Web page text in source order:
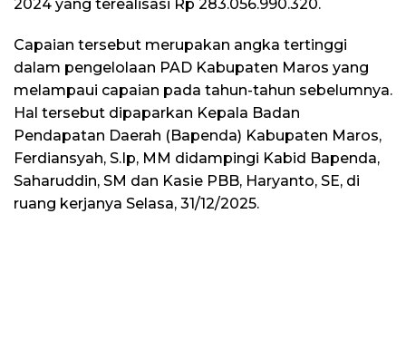
2024 yang terealisasi Rp 283.056.990.320.
Capaian tersebut merupakan angka tertinggi
dalam pengelolaan PAD Kabupaten Maros yang
melampaui capaian pada tahun-tahun sebelumnya.
Hal tersebut dipaparkan Kepala Badan
Pendapatan Daerah (Bapenda) Kabupaten Maros,
Ferdiansyah, S.Ip, MM didampingi Kabid Bapenda,
Saharuddin, SM dan Kasie PBB, Haryanto, SE, di
ruang kerjanya Selasa, 31/12/2025.